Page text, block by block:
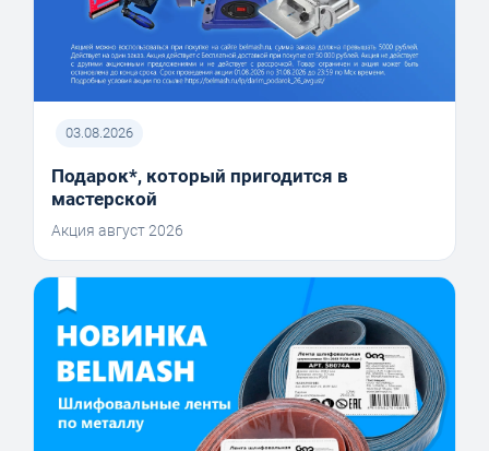
03.08.2026
Подарок*, который пригодится в
мастерской
Акция август 2026